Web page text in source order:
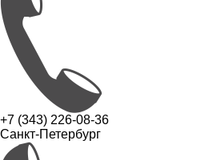
+7 (343) 226-08-36
Санкт-Петербург